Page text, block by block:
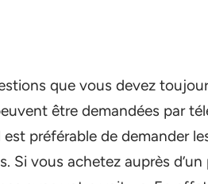
que vous devez
être demandées par
est préférable de demander
Si vous achetez auprès